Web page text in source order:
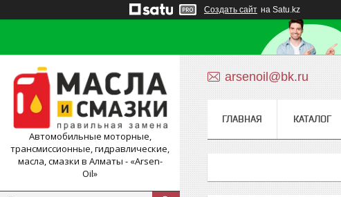
Создать сайт на Satu.kz
Автомобильные моторные,
трансмиссионные, гидравлические,
масла, смазки в Алматы - «Arsen-
Oil»
arsenoil@bk.ru
ГЛАВНАЯ КАТАЛОГ